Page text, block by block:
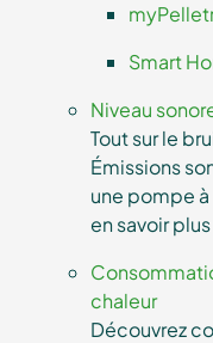
Smart
Niveau
Tout sur le
Émissions
une pompe
en savoir plus
chaleur
Découvrez